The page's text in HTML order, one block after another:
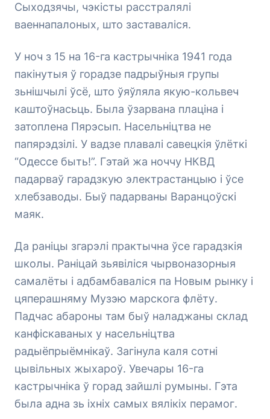
Сыходзячы, чэкісты расстралялі
ваеннапалоных, што заставаліся.
У ноч з 15 на 16-га кастрычніка 1941 года
пакінутыя ў горадзе падрыўныя групы
зьнішчылі ўсё, што ўяўляла якую-кольвеч
каштоўнасьць. Была ўзарвана плаціна і
затоплена Пярэсып. Насельніцтва не
папярэдзілі. У вадзе плавалі савецкія ўлёткі
“Одессе быть!”. Гэтай жа ноччу НКВД
падарваў гарадзкую электрастанцыю і ўсе
хлебзаводы. Быў падарваны Варанцоўскі
маяк.
Да раніцы згарэлі практычна ўсе гарадзкія
школы. Раніцай зьявіліся чырвоназорныя
самалёты і адбамбаваліся па Новым рынку і
цяперашняму Музэю марскога флёту.
Падчас абароны там быў наладжаны склад
канфіскаваных у насельніцтва
радыёпрыёмнікаў. Загінула каля сотні
цывільных жыхароў. Увечары 16-га
кастрычніка ў горад зайшлі румыны. Гэта
была адна зь іхніх самых вялікіх перамог.